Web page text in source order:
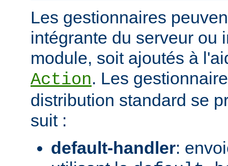
Les gestionnaires
intégrante du serveur ou
module, soit ajoutés à
Action. Les
distribution standard se
suit :
default-handler: